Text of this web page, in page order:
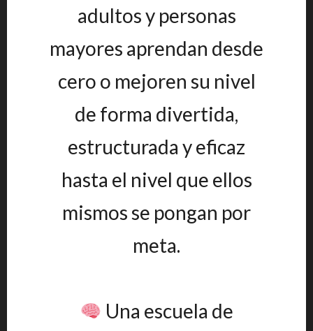
adultos y personas
mayores aprendan desde
cero o mejoren su nivel
de forma divertida,
estructurada y eficaz
hasta el nivel que ellos
mismos se pongan por
meta.
Una escuela de